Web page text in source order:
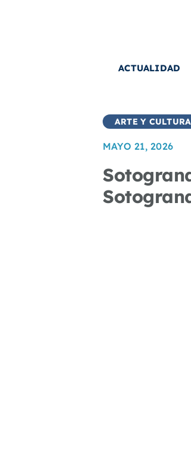
ACTUALIDAD
ARTE Y CULTURA
MAYO 21, 2026